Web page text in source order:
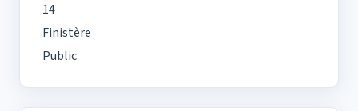
14
Finistère
Public